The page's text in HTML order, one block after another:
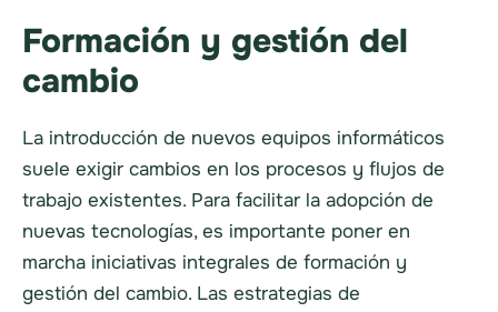
Formación y gestión del
cambio
La introducción de nuevos equipos informáticos
suele exigir cambios en los procesos y flujos de
trabajo existentes. Para facilitar la adopción de
nuevas tecnologías, es importante poner en
marcha iniciativas integrales de formación y
gestión del cambio. Las estrategias de